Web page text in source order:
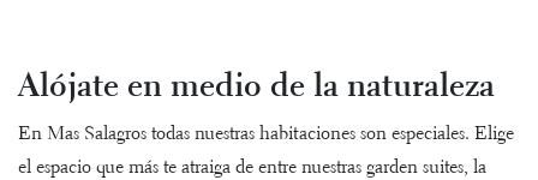
Alójate en medio de la naturaleza
En Mas Salagros todas nuestras habitaciones son especiales. Elige
el espacio que más te atraiga de entre nuestras garden suites, la